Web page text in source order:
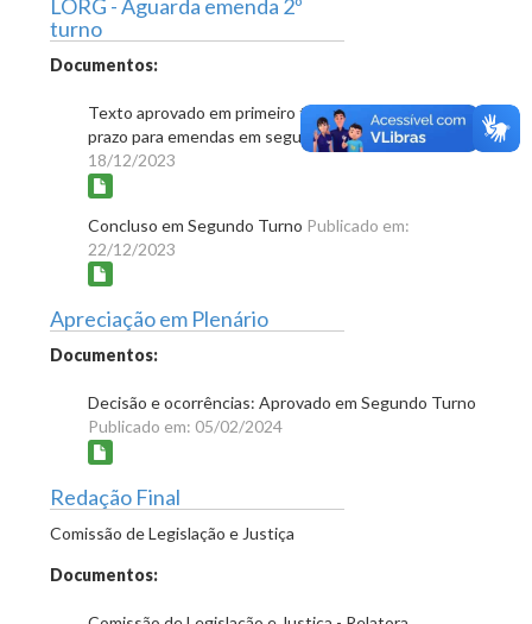
LORG - Aguarda emenda 2º
turno
Documentos:
Texto aprovado em primeiro turno e abertura de
prazo para emendas em segundo turnoPublicado em:
18/12/2023
Concluso em Segundo Turno Publicado em:
22/12/2023
Apreciação em Plenário
Documentos:
Decisão e ocorrências: Aprovado em Segundo Turno
Publicado em: 05/02/2024
Redação Final
Comissão de Legislação e Justiça
Documentos: